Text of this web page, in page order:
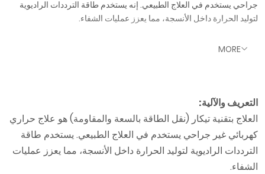
جراحي يستخدم في العلاج الطبيعي. إنه يستخدم طاقة الترددات الراديوية
لتوليد الحرارة داخل الأنسجة، مما يعزز عمليات الشفاء.
MORE
التعريف والآلية:
العلاج بتقنية تيكار (نقل الطاقة بالسعة والمقاومة) هو علاج حراري
كهربائي غير جراحي يستخدم في العلاج الطبيعي. يستخدم طاقة
الترددات الراديوية لتوليد الحرارة داخل الأنسجة، مما يعزز عمليات
الشفاء.